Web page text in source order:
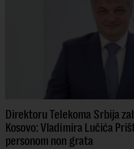
Direktoru Telekoma Srbija
Kosovo: Vladimira Lučića
personom non grata